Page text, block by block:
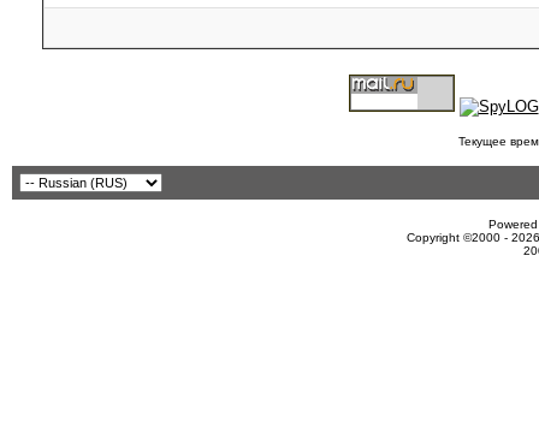
Текущее
Copyright ©2000 -